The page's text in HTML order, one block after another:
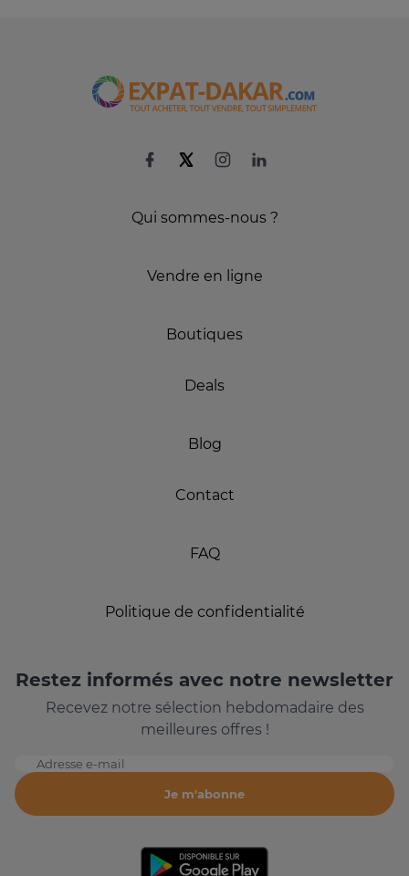
Qui sommes-nous ?
Vendre en ligne
Boutiques
Deals
Blog
Contact
FAQ
Politique de confidentialité
Restez informés avec notre newsletter
Recevez notre sélection hebdomadaire des
meilleures offres !
Adresse e-mail
Je m'abonne